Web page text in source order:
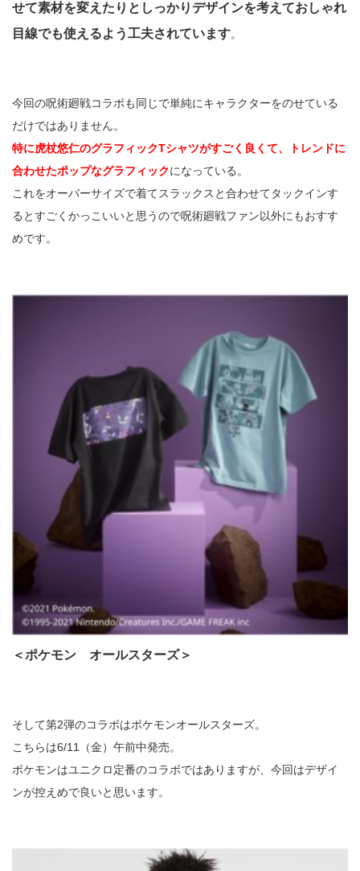
せて素材を変えたりとしっかりデザインを考えておしゃれ
目線でも使えるよう工夫されています。
今回の呪術廻戦コラボも同じで単純にキャラクターをのせている
だけではありません。
特に虎杖悠仁のグラフィックTシャツがすごく良くて、トレンドに
合わせたポップなグラフィックになっている。
これをオーバーサイズで着てスラックスと合わせてタックインす
るとすごくかっこいいと思うので呪術廻戦ファン以外にもおすす
めです。
＜ポケモン オールスターズ＞
そして第2弾のコラボはポケモンオールスターズ。
こちらは6/11（金）午前中発売。
ポケモンはユニクロ定番のコラボではありますが、今回はデザイ
ンが控えめで良いと思います。